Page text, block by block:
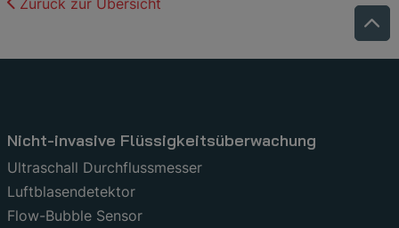
Zurück zur Übersicht
Nicht-invasive Flüssigkeitsüberwachung
Ultraschall Durchflussmesser
Luftblasendetektor
Flow-Bubble Sensor